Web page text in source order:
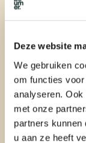
Deze website
We gebruiken
om functies
analyseren.
met onze
partners kunnen
u aan ze heeft
Wat
Een
gratis. Dat is
Voor de